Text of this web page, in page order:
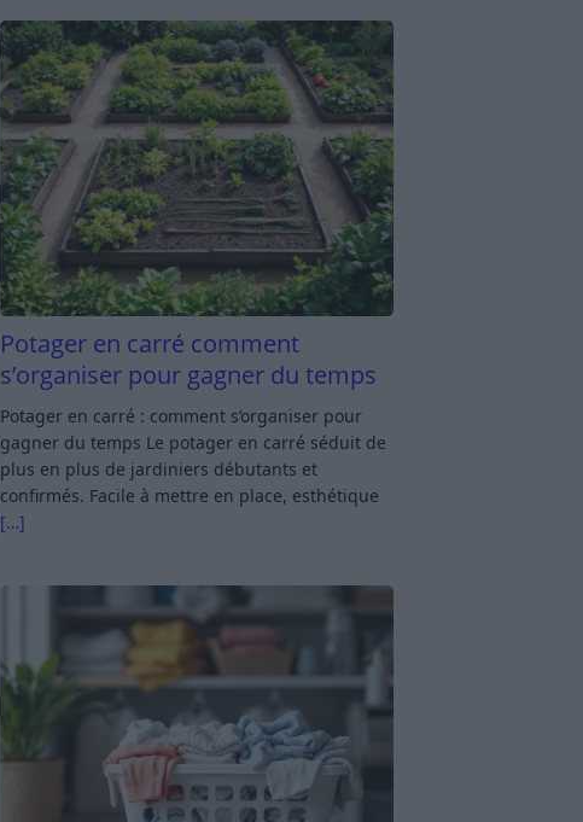
Potager en carré comment
s’organiser pour gagner du temps
Potager en carré : comment s’organiser pour
gagner du temps Le potager en carré séduit de
plus en plus de jardiniers débutants et
confirmés. Facile à mettre en place, esthétique
[…]